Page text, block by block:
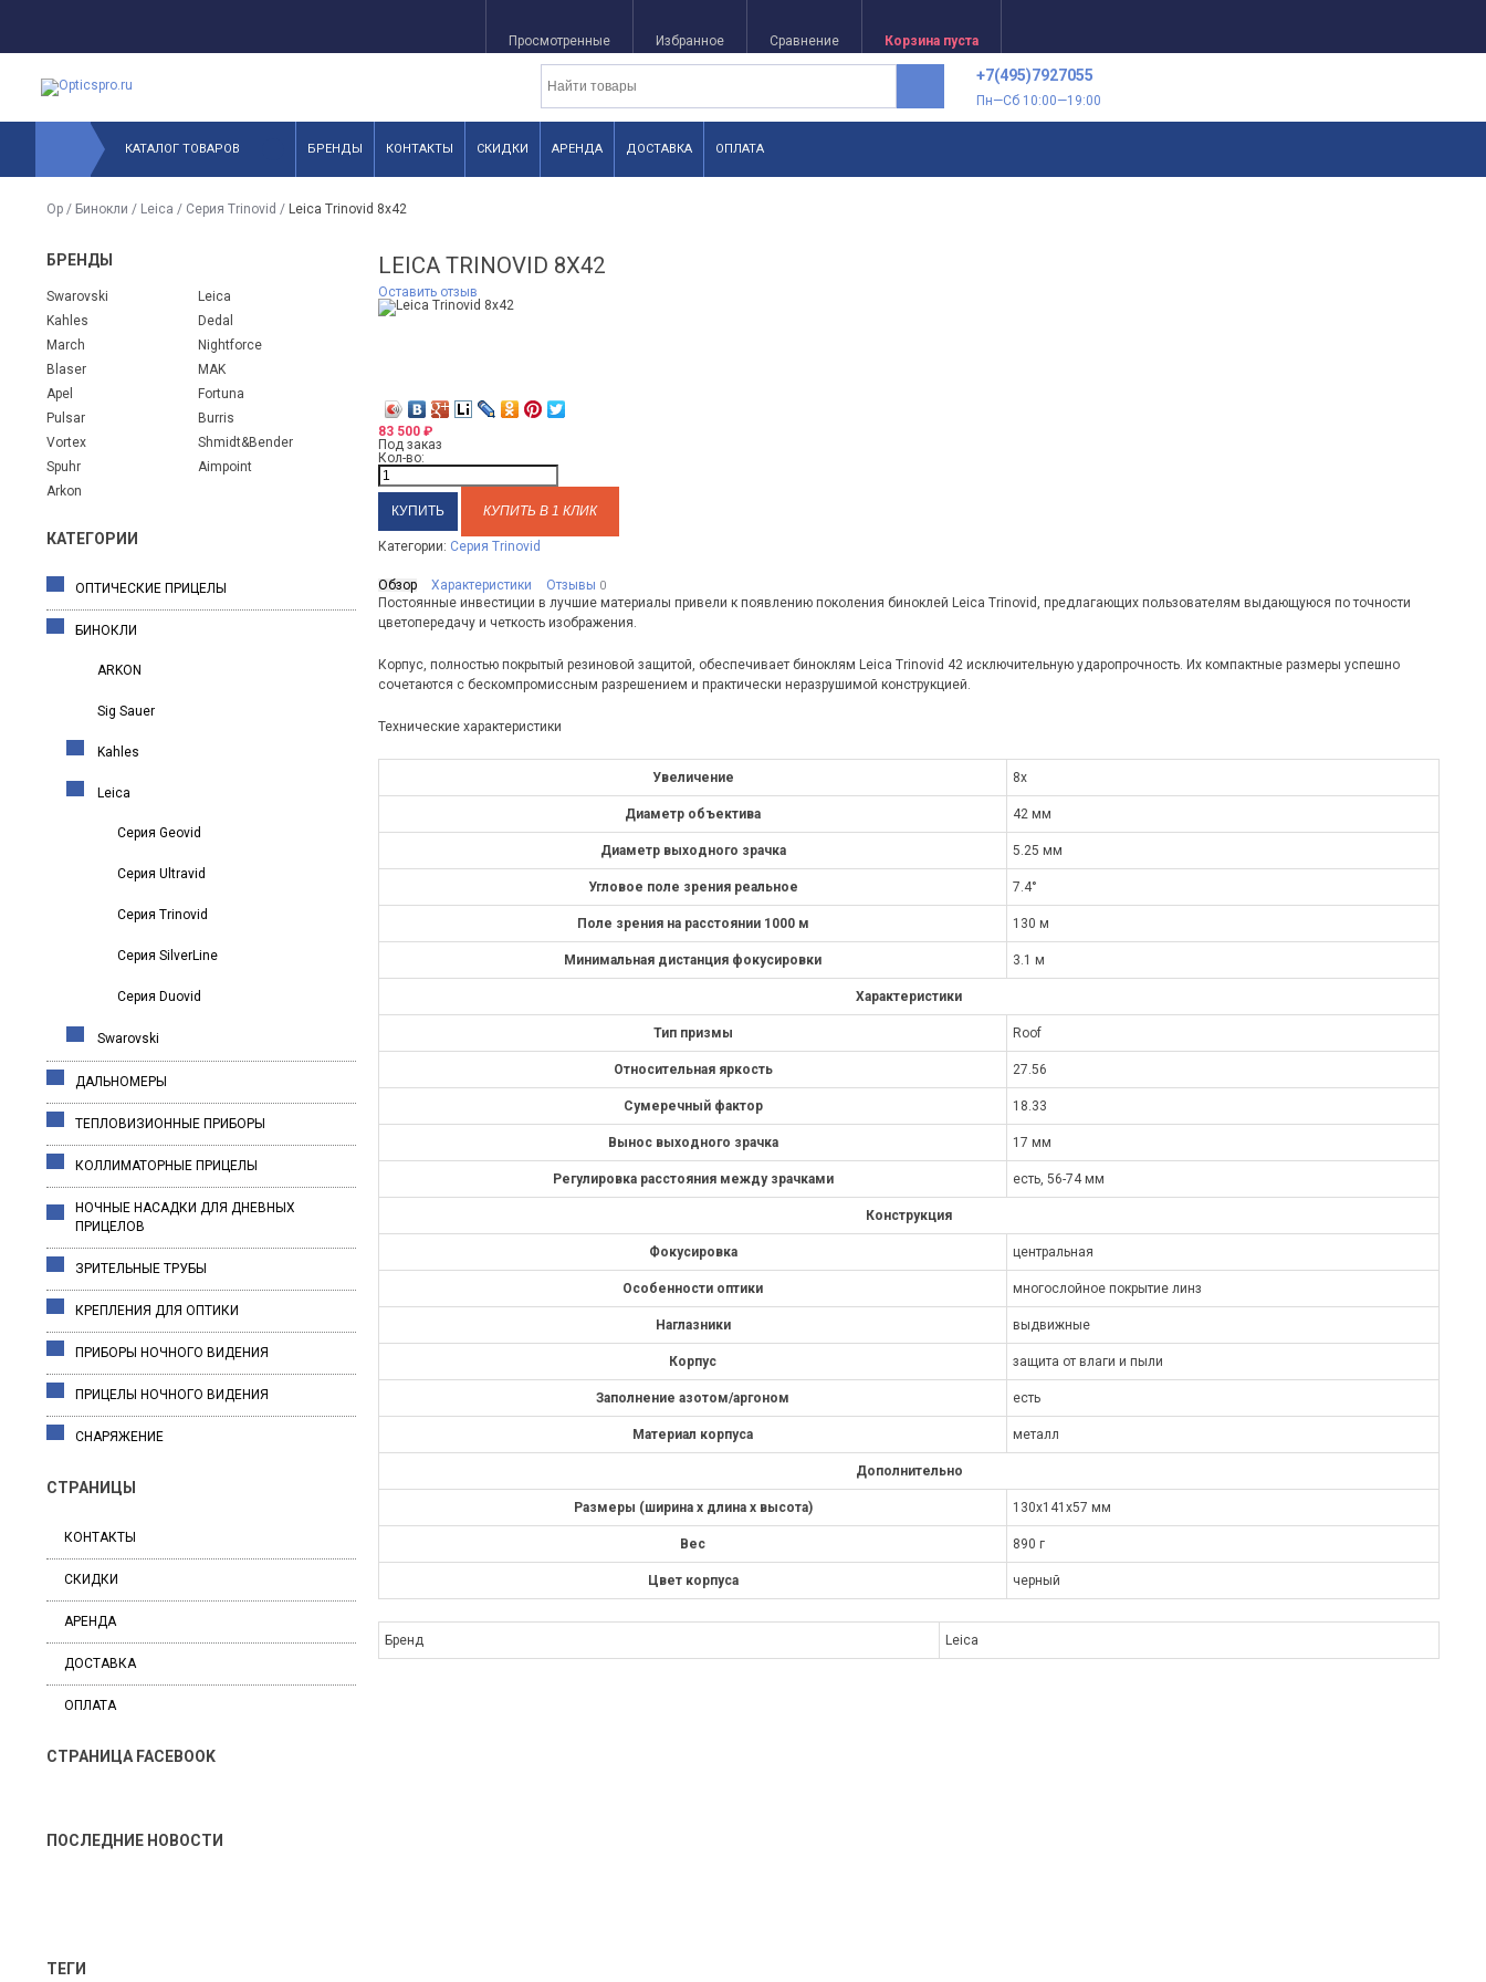
Просмотренные Избранное Сравнение Корзина пуста
+7(495)7927055
Пн—Сб 10:00—19:00
КАТАЛОГ ТОВАРОВ БРЕНДЫ КОНТАКТЫ СКИДКИ АРЕНДА ДОСТАВКА ОПЛАТА
Op / Бинокли / Leica / Серия Trinovid / Leica Trinovid 8x42
БРЕНДЫ
Swarovski
Leica
Kahles
Dedal
March
Nightforce
Blaser
MAK
Apel
Fortuna
Pulsar
Burris
Vortex
Shmidt&Bender
Spuhr
Aimpoint
Arkon
КАТЕГОРИИ
ОПТИЧЕСКИЕ ПРИЦЕЛЫ
БИНОКЛИ
ARKON
Sig Sauer
Kahles
Leica
Серия Geovid
Серия Ultravid
Серия Trinovid
Серия SilverLine
Серия Duovid
Swarovski
ДАЛЬНОМЕРЫ
ТЕПЛОВИЗИОННЫЕ ПРИБОРЫ
КОЛЛИМАТОРНЫЕ ПРИЦЕЛЫ
НОЧНЫЕ НАСАДКИ ДЛЯ ДНЕВНЫХ
ПРИЦЕЛОВ
ЗРИТЕЛЬНЫЕ ТРУБЫ
КРЕПЛЕНИЯ ДЛЯ ОПТИКИ
ПРИБОРЫ НОЧНОГО ВИДЕНИЯ
ПРИЦЕЛЫ НОЧНОГО ВИДЕНИЯ
СНАРЯЖЕНИЕ
СТРАНИЦЫ
КОНТАКТЫ
СКИДКИ
АРЕНДА
ДОСТАВКА
ОПЛАТА
СТРАНИЦА FACEBOOK
ПОСЛЕДНИЕ НОВОСТИ
ТЕГИ
LEICA TRINOVID 8X42
Оставить отзыв
83 500 ₽
Под заказ
Кол-во:
КУПИТЬ В 1 КЛИК
Категории: Серия Trinovid
Обзор Характеристики Отзывы 0
Постоянные инвестиции в лучшие материалы привели к появлению поколения биноклей Leica Trinovid, предлагающих пользователям выдающуюся по точности
цветопередачу и четкость изображения.
Корпус, полностью покрытый резиновой защитой, обеспечивает биноклям Leica Trinovid 42 исключительную ударопрочность. Их компактные размеры успешно
сочетаются с бескомпромиссным разрешением и практически неразрушимой конструкцией.
Технические характеристики
Увеличение 8x
Диаметр объектива 42 мм
Диаметр выходного зрачка 5.25 мм
Угловое поле зрения реальное 7.4°
Поле зрения на расстоянии 1000 м 130 м
Минимальная дистанция фокусировки 3.1 м
Характеристики
Тип призмы Roof
Относительная яркость 27.56
Сумеречный фактор 18.33
Вынос выходного зрачка 17 мм
Регулировка расстояния между зрачками есть, 56-74 мм
Конструкция
Фокусировка центральная
Особенности оптики многослойное покрытие линз
Наглазники выдвижные
Корпус защита от влаги и пыли
Заполнение азотом/аргоном есть
Материал корпуса металл
Дополнительно
Размеры (ширина x длина x высота) 130x141x57 мм
Вес 890 г
Цвет корпуса черный
Бренд Leica